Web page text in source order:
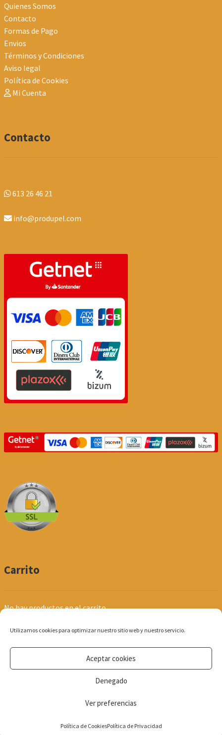
Utilizamos cookies para optimizar nuestro sitio web y nuestro servicio.
Aceptar cookies
Denegado
Ver preferencias
Política de CookiesPolítica de Privacidad
Quienes Somos
Contacto
Formas de Pago
Envios
Términos y Condiciones
Aviso legal
Política de Cookies
Mi Cuenta
Contacto
613 26 46 21
info@produpel.com
Carrito
No hay productos en el carrito.
© Produpel | Productos de Peluquería y Estética 2026